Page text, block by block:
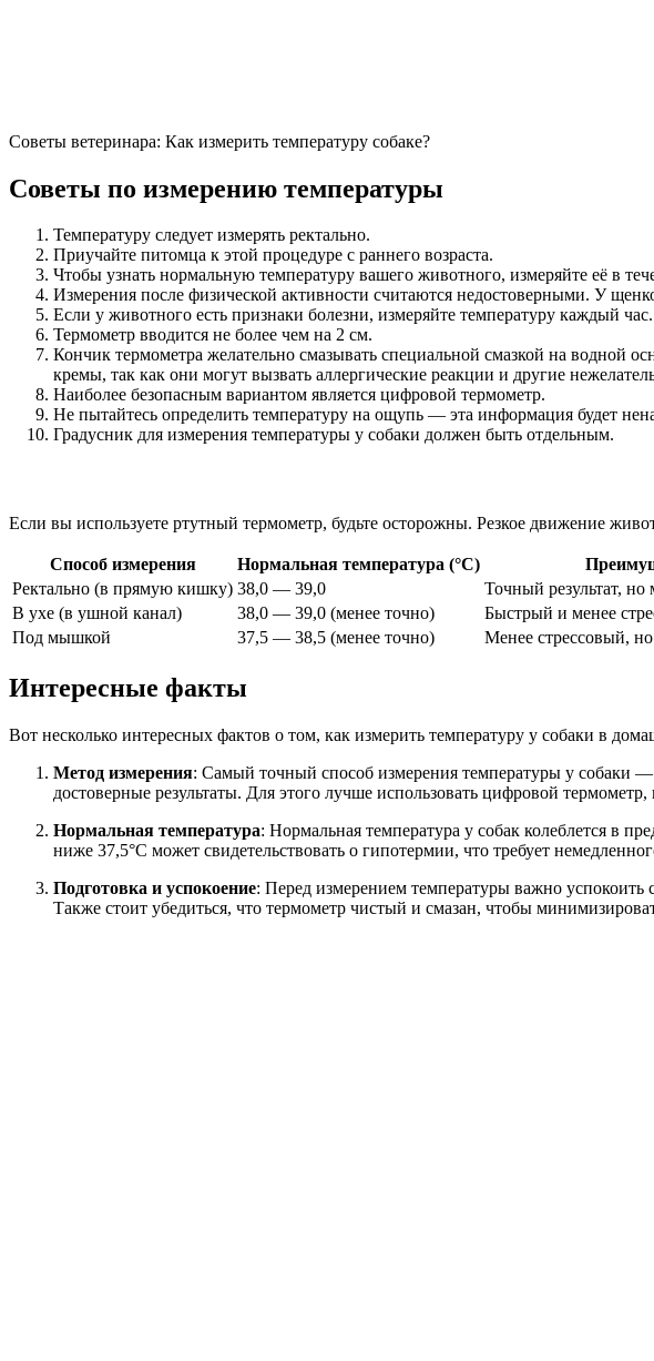
Советы ветеринара: Как измерить температуру собаке?
Советы по измерению температуры
Температуру следует измерять ректально.
Приучайте питомца к этой процедуре с раннего возраста.
Чтобы узнать нормальную температуру вашего животного, измеряйте её в
Измерения после физической активности считаются недостоверными. У
Если у животного есть признаки болезни, измеряйте температуру каждый час.
Термометр вводится не более чем на 2 см.
Кончик термометра желательно смазывать специальной смазкой на водной
кремы, так как они могут вызвать аллергические реакции и другие
Наиболее безопасным вариантом является цифровой термометр.
Не пытайтесь определить температуру на ощупь — эта информация будет
Градусник для измерения температуры у собаки должен быть отдельным.
Если вы используете ртутный термометр, будьте осторожны. Резкое движение
Способ измерения Нормальная температура (°C)
Ректально (в прямую кишку) 38,0 — 39,0
Точный результат, но
В ухе (в ушной канал)
38,0 — 39,0 (менее точно)
Быстрый и менее
Под мышкой
37,5 — 38,5 (менее точно) Менее стрессовый,
Интересные факты
Вот несколько интересных фактов о том, как измерить температуру у собаки в
Метод измерения: Самый точный способ измерения температуры у собаки —
достоверные результаты. Для этого лучше использовать цифровой
Нормальная температура: Нормальная температура у собак колеблется в
ниже 37,5°C может свидетельствовать о гипотермии, что требует
Подготовка и успокоение: Перед измерением температуры важно
Также стоит убедиться, что термометр чистый и смазан, чтобы